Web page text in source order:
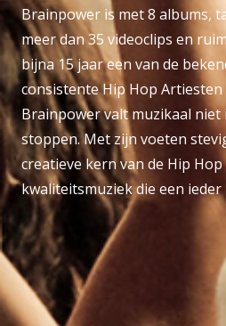
Brainpower is met 8 albums,
meer dan 35 videoclips en
bijna 15 jaar een van de
consistente Hip Hop Artiesten
Brainpower valt muzikaal niet
stoppen. Met zijn voeten
creatieve kern van de Hip
kwaliteitsmuziek die een ieder